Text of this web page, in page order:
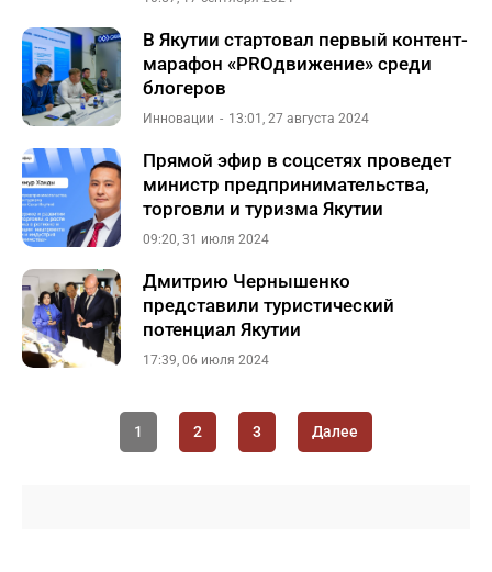
В Якутии стартовал первый контент-
марафон «PROдвижение» среди
блогеров
Инновации 13:01, 27 августа 2024
Прямой эфир в соцсетях проведет
министр предпринимательства,
торговли и туризма Якутии
09:20, 31 июля 2024
Дмитрию Чернышенко
представили туристический
потенциал Якутии
17:39, 06 июля 2024
1 2 3 Далее